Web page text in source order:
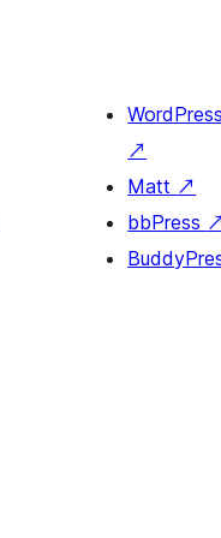
↗
Matt ↗
bbPress